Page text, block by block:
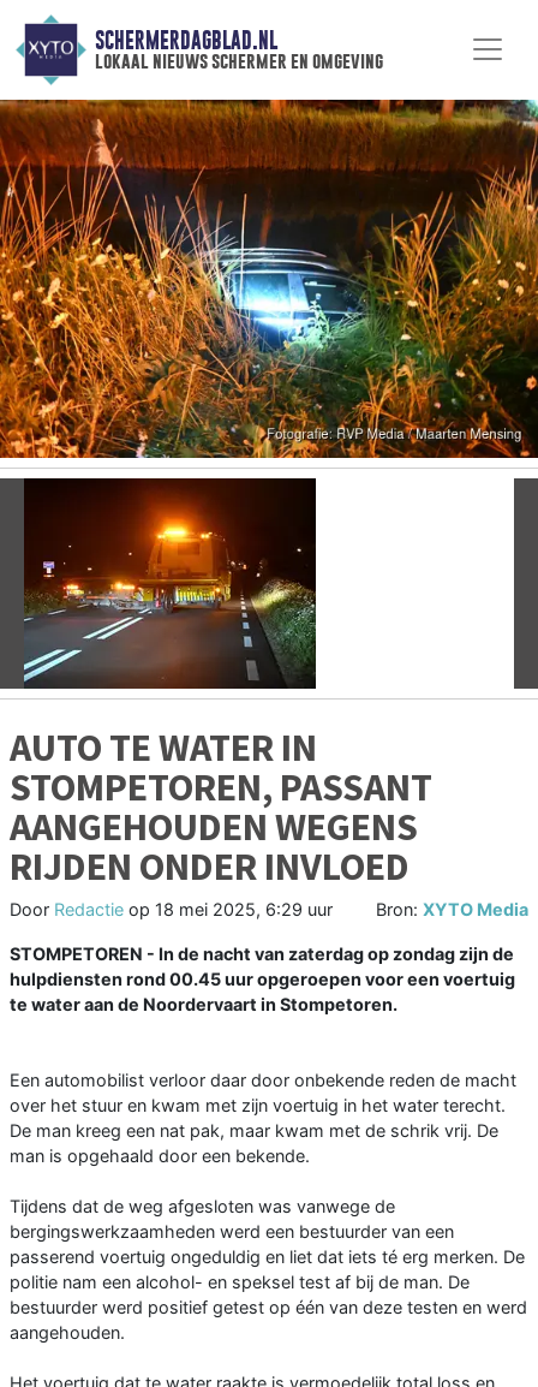
SCHERMERDAGBLAD.NL
lokaal nieuws schermer en omgeving
Vorige
AUTO TE WATER IN
STOMPETOREN, PASSANT
AANGEHOUDEN WEGENS
RIJDEN ONDER INVLOED
Door Redactie op 18 mei 2025, 6:29 uur Bron: XYTO Media
STOMPETOREN - In de nacht van zaterdag op zondag zijn de
hulpdiensten rond 00.45 uur opgeroepen voor een voertuig
te water aan de Noordervaart in Stompetoren.
Een automobilist verloor daar door onbekende reden de macht
over het stuur en kwam met zijn voertuig in het water terecht.
De man kreeg een nat pak, maar kwam met de schrik vrij. De
man is opgehaald door een bekende.
Tijdens dat de weg afgesloten was vanwege de
bergingswerkzaamheden werd een bestuurder van een
passerend voertuig ongeduldig en liet dat iets té erg merken. De
politie nam een alcohol- en speksel test af bij de man. De
bestuurder werd positief getest op één van deze testen en werd
aangehouden.
Het voertuig dat te water raakte is vermoedelijk total loss en